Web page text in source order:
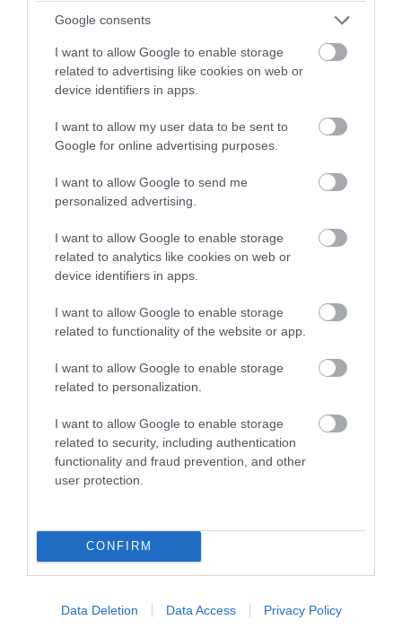
Google consents
I want to allow Google to enable storage
related to advertising like cookies on web or
device identifiers in apps.
I want to allow my user data to be sent to
Google for online advertising purposes.
I want to allow Google to send me
personalized advertising.
I want to allow Google to enable storage
related to analytics like cookies on web or
device identifiers in apps.
I want to allow Google to enable storage
related to functionality of the website or app.
I want to allow Google to enable storage
related to personalization.
I want to allow Google to enable storage
related to security, including authentication
functionality and fraud prevention, and other
user protection.
CONFIRM
Data Deletion Data Access Privacy Policy